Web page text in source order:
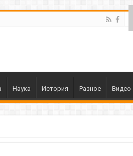
Наука История Разное Видео